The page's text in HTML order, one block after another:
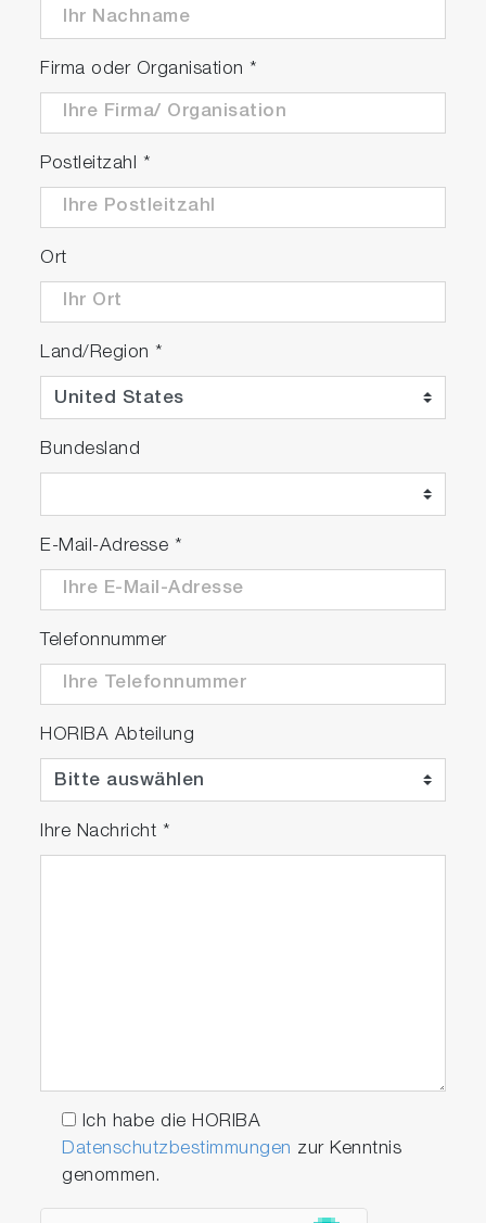
Firma oder Organisation *
Postleitzahl *
Ort
Land/Region *
Bundesland
E-Mail-Adresse *
Telefonnummer
HORIBA Abteilung
Ihre Nachricht *
Ich habe die HORIBA
Datenschutzbestimmungen zur Kenntnis
genommen.